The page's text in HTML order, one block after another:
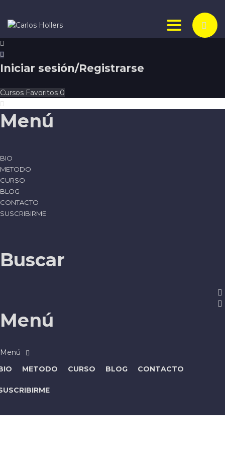
Toggle
Iniciar sesión/Registrarse
Cursos Favoritos 0
Menú
BIO
METODO
CURSO
BLOG
CONTACTO
SUSCRIBIRME
Buscar
Menú
METODO CURSO BLOG CONTACTO